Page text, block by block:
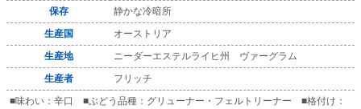
保存
静かな冷暗所
生産国
オーストリア
生産地
ニーダーエステルライヒ州 ヴァーグラム
生産者
フリッチ
■味わい：辛口 ■ぶどう品種：グリューナー・フェルトリーナー ■格付け：